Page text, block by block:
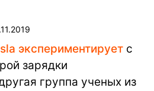
экспериментирует с
зарядки
группа ученых из